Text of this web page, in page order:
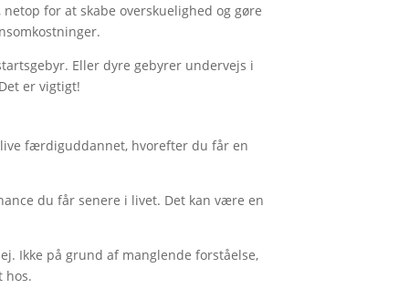
for at skabe overskuelighed og gøre
Eller dyre gebyrer undervejs i
er vigtigt!
færdiguddannet, hvorefter du får en
du får senere i livet. Det kan være en
Ikke på grund af manglende forståelse,
hos.